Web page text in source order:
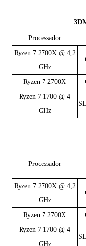
Processador
Ryzen 7 2700X @ 4,2
GHz
Ryzen 7 2700X
Ryzen 7 1700 @ 4
GHz
Processador
Ryzen 7 2700X @ 4,2
GHz
Ryzen 7 2700X
Ryzen 7 1700 @ 4
GHz